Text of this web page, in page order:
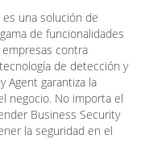
una solución de
de funcionalidades
contra
de detección y
Agent garantiza la
negocio. No importa el
Business Security
la seguridad en el